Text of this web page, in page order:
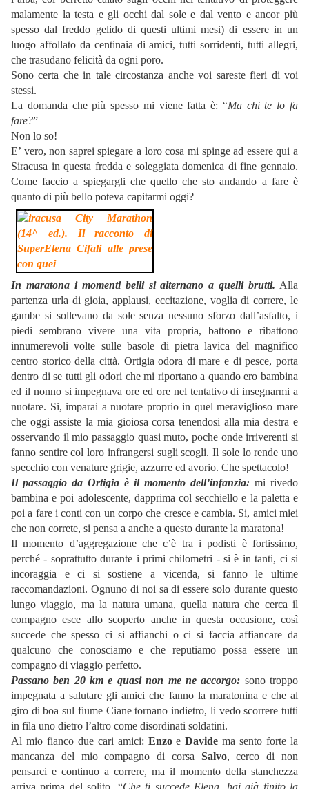
malamente la testa e gli occhi dal sole e dal vento e ancor più
spesso dal freddo gelido di questi ultimi mesi) di essere in un
luogo affollato da centinaia di amici, tutti sorridenti, tutti allegri,
che trasudano felicità da ogni poro.
Sono certa che in tale circostanza anche voi sareste fieri di voi
stessi.
La domanda che più spesso mi viene fatta è: “Ma chi te lo fa
fare?”
Non lo so!
E’ vero, non saprei spiegare a loro cosa mi spinge ad essere qui a
Siracusa in questa fredda e soleggiata domenica di fine gennaio.
Come faccio a spiegargli che quello che sto andando a fare è
quanto di più bello poteva capitarmi oggi?
In maratona i momenti belli si alternano a quelli brutti. Alla
partenza urla di gioia, applausi, eccitazione, voglia di correre, le
gambe si sollevano da sole senza nessuno sforzo dall’asfalto, i
piedi sembrano vivere una vita propria, battono e ribattono
innumerevoli volte sulle basole di pietra lavica del magnifico
centro storico della città. Ortigia odora di mare e di pesce, porta
dentro di se tutti gli odori che mi riportano a quando ero bambina
ed il nonno si impegnava ore ed ore nel tentativo di insegnarmi a
nuotare. Si, imparai a nuotare proprio in quel meraviglioso mare
che oggi assiste la mia gioiosa corsa tenendosi alla mia destra e
osservando il mio passaggio quasi muto, poche onde irriverenti si
fanno sentire col loro infrangersi sugli scogli. Il sole lo rende uno
specchio con venature grigie, azzurre ed avorio. Che spettacolo!
Il passaggio da Ortigia è il momento dell’infanzia: mi rivedo
bambina e poi adolescente, dapprima col secchiello e la paletta e
poi a fare i conti con un corpo che cresce e cambia. Si, amici miei
che non correte, si pensa a anche a questo durante la maratona!
Il momento d’aggregazione che c’è tra i podisti è fortissimo,
perché - soprattutto durante i primi chilometri - si è in tanti, ci si
incoraggia e ci si sostiene a vicenda, si fanno le ultime
raccomandazioni. Ognuno di noi sa di essere solo durante questo
lungo viaggio, ma la natura umana, quella natura che cerca il
compagno esce allo scoperto anche in questa occasione, così
succede che spesso ci si affianchi o ci si faccia affiancare da
qualcuno che conosciamo e che reputiamo possa essere un
compagno di viaggio perfetto.
Passano ben 20 km e quasi non me ne accorgo: sono troppo
impegnata a salutare gli amici che fanno la maratonina e che al
giro di boa sul fiume Ciane tornano indietro, li vedo scorrere tutti
in fila uno dietro l’altro come disordinati soldatini.
Al mio fianco due cari amici: EnzoeDavide ma sento forte la
mancanza del mio compagno di corsa Salvo, cerco di non
pensarci e continuo a correre, ma il momento della stanchezza